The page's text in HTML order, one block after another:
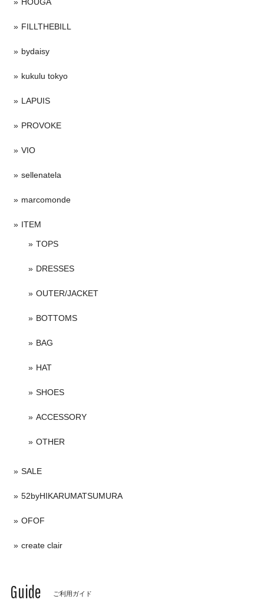
FILLTHEBILL
bydaisy
kukulu tokyo
LAPUIS
PROVOKE
VIO
sellenatela
marcomonde
ITEM
TOPS
DRESSES
OUTER/JACKET
BOTTOMS
BAG
HAT
SHOES
ACCESSORY
OTHER
SALE
52byHIKARUMATSUMURA
OFOF
create clair
Guide ご利用ガイド